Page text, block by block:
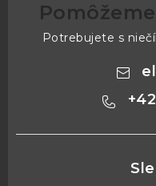
Potrebujete s